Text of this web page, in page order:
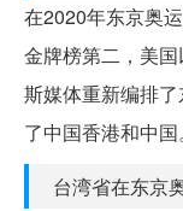
在2020年东京奥
金牌榜第二，美
斯媒体重新编排
了中国香港和中国。
台湾省在东京